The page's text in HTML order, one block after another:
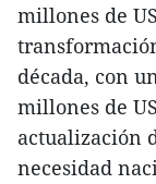
millones de
década, con
millones de
actualización
necesidad